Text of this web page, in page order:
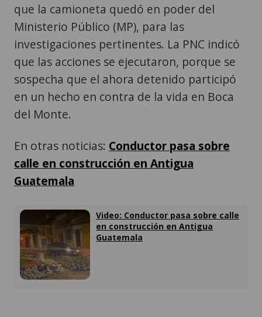
que la camioneta quedó en poder del
Ministerio Público (MP), para las
investigaciones pertinentes. La PNC indicó
que las acciones se ejecutaron, porque se
sospecha que el ahora detenido participó
en un hecho en contra de la vida en Boca
del Monte.
En otras noticias: Conductor pasa sobre
calle en construcción en Antigua
Guatemala
Video: Conductor pasa sobre calle
en construcción en Antigua
Guatemala